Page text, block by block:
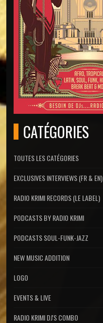
CATÉGORIES
TOUTES LES CATÉGORIES
EXCLUSIVES INTERVIEWS (FR & EN)
RADIO KRIMI RECORDS (LE LABEL)
PODCASTS BY RADIO KRIMI
PODCASTS SOUL-FUNK-JAZZ
NEW MUSIC ADDITION
LOGO
EVENTS & LIVE
RADIO KRIMI DJ'S COMBO